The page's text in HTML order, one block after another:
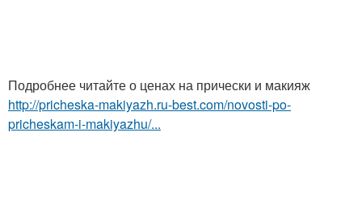
Подробнее читайте о ценах на прически и макияж
http://pricheska-makiyazh.ru-best.com/novosti-po-
pricheskam-i-makiyazhu/...